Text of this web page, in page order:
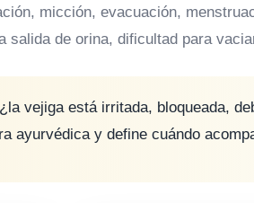
micción, evacuación,
salida de orina, dificultad para
¿la vejiga está irritada, bloqueada,
ayurvédica y define cuándo